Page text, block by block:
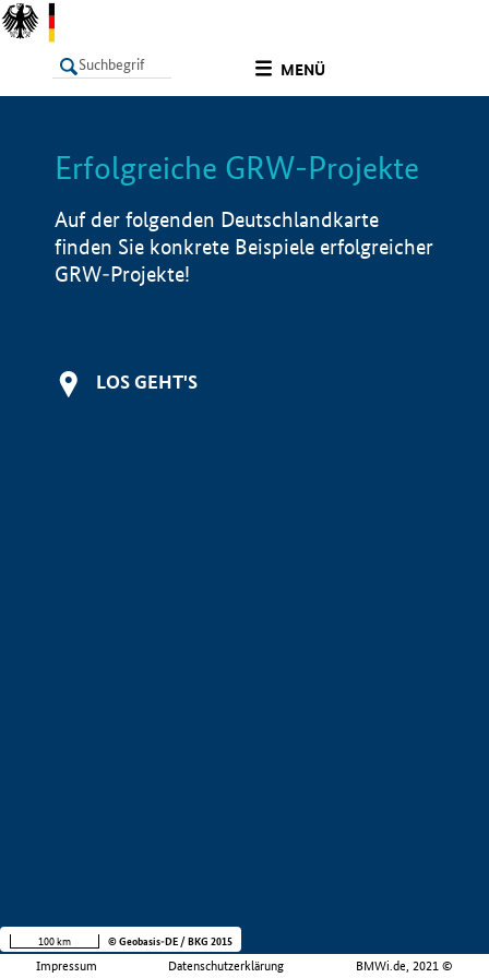
MENÜ
LISTE Info
Erfolgreiche GRW-Projekte
Auf der folgenden Deutschlandkarte
finden Sie konkrete Beispiele erfolgreicher
GRW-Projekte!
LOS GEHT'S
Impressum Datenschutzerklärung BMWi.de, 2021 ©
100 km © Geobasis-DE / BKG 2015